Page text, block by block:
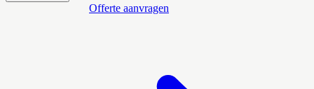
Offerte aanvragen